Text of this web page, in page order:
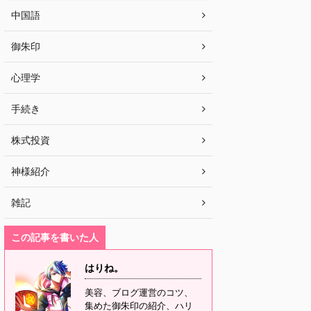
中国語
御朱印
心理学
手続き
株式投資
神様紹介
雑記
この記事を書いた人
はりね。
美容、ブログ運営のコツ、
集めた御朱印の紹介、ハリ